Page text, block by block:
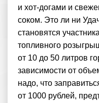
и хот-догами и
соком. Это ли ни
становятся
топливного
от 10 до 50 литров
зависимости от
надо, что
от 1000 рублей,